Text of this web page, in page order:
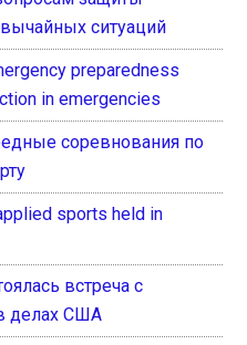
ситуаций
preparedness
in emergencies
соревнования по
sports held in
встреча с
делах США